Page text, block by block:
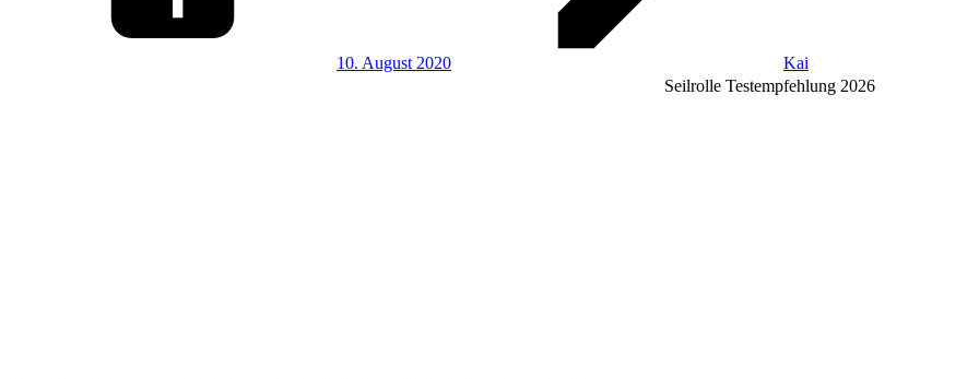
10. August 2020 Kai
Seilrolle Testempfehlung 2026